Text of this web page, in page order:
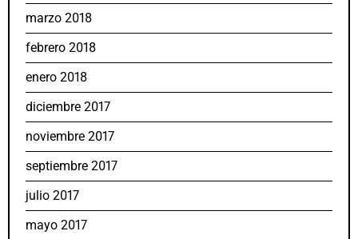
marzo 2018
febrero 2018
enero 2018
diciembre 2017
noviembre 2017
septiembre 2017
julio 2017
mayo 2017